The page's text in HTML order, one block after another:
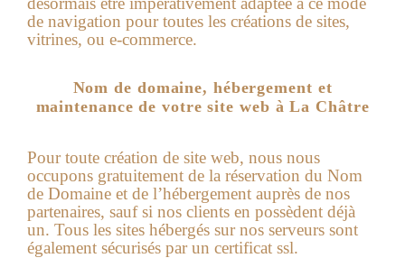
de navigation pour toutes les créations de sites,
vitrines, ou e-commerce.
Nom de domaine, hébergement et
maintenance de votre site web à La Châtre
Pour toute création de site web, nous nous
occupons gratuitement de la réservation du Nom
de Domaine et de l’hébergement auprès de nos
partenaires, sauf si nos clients en possèdent déjà
un. Tous les sites hébergés sur nos serveurs sont
également sécurisés par un certificat ssl.